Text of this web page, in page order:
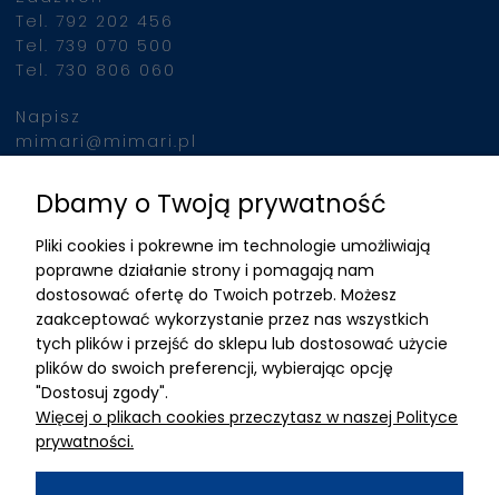
Tel. 792 202 456
Tel. 739 070 500
Tel. 730 806 060
Napisz
mimari@mimari.pl
Znajdziesz nas
ADRES
MIMARI sp z o.o.
ul. Kurkowa 12
50-210 Wrocław
Dane rejestracyjne
NIP:8982325327
Dbamy o Twoją prywatność
Pliki cookies i pokrewne im technologie umożliwiają
poprawne działanie strony i pomagają nam
dostosować ofertę do Twoich potrzeb. Możesz
zaakceptować wykorzystanie przez nas wszystkich
tych plików i przejść do sklepu lub dostosować użycie
plików do swoich preferencji, wybierając opcję
"Dostosuj zgody".
Więcej o plikach cookies przeczytasz w naszej Polityce
prywatności.